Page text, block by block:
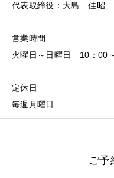
代表取締役：大島 佳昭
営業時間
火曜日～日曜日 10：00
定休日
毎週月曜日
ご予